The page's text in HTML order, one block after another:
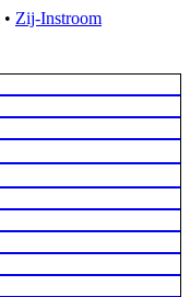
• Zij-Instroom